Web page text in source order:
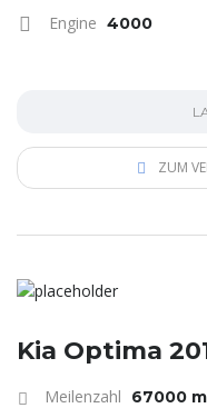
Engine 4000
ZUM
Kia Optima
Meilenzahl 67000